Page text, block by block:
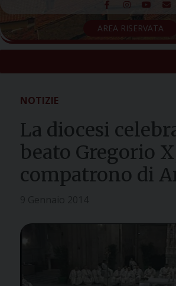
AREA RISERVATA
NOTIZIE
La diocesi
beato Gregorio
compatrono di